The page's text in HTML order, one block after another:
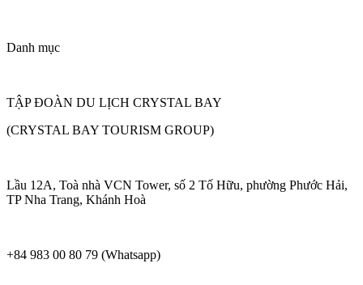
Danh mục
TẬP ĐOÀN DU LỊCH CRYSTAL BAY
(CRYSTAL BAY TOURISM GROUP)
Lầu 12A, Toà nhà VCN Tower, số 2 Tố Hữu, phường Phước Hải,
TP Nha Trang, Khánh Hoà
+84 983 00 80 79 (Whatsapp)